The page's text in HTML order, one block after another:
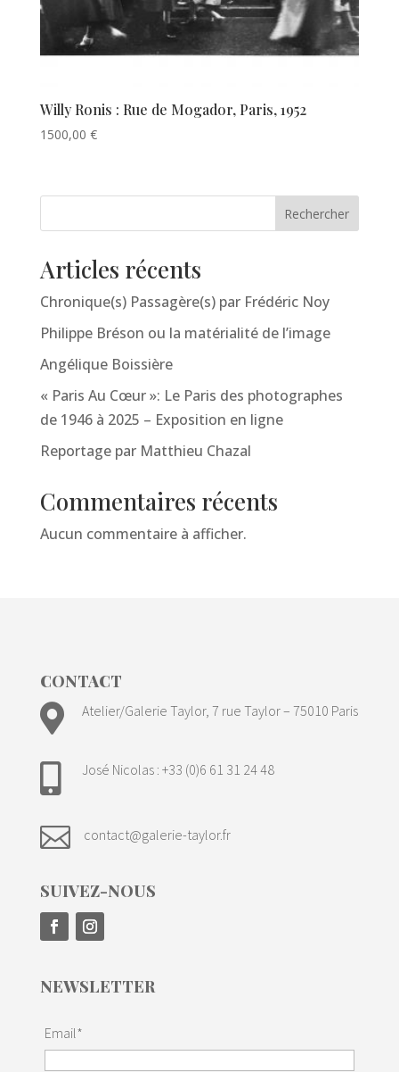
Willy Ronis : Rue de Mogador, Paris, 1952
1500,00 €
Rechercher
Articles récents
Chronique(s) Passagère(s) par Frédéric Noy
Philippe Bréson ou la matérialité de l’image
Angélique Boissière
« Paris Au Cœur »: Le Paris des photographes
de 1946 à 2025 – Exposition en ligne
Reportage par Matthieu Chazal
Commentaires récents
Aucun commentaire à afficher.
CONTACT
 Atelier/Galerie Taylor, 7 rue Taylor – 75010 Paris
 José Nicolas : +33 (0)6 61 31 24 48
 contact@galerie-taylor.fr
SUIVEZ-NOUS
NEWSLETTER
Email*